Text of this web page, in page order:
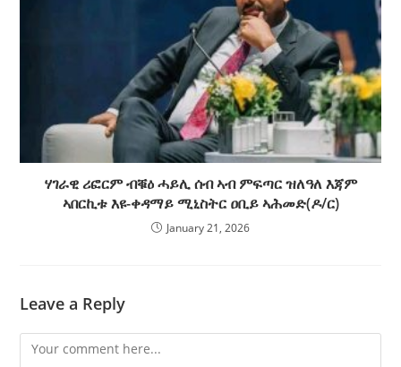
ሃገራዊ ሪፎርም ብቑዕ ሓይሊ ሰብ ኣብ ምፍጣር ዝለዓለ እጃም
ኣበርኪቱ እዩ-ቀዳማይ ሚኒስትር ዐቢይ ኣሕመድ(ዶ/ር)
January 21, 2026
Leave a Reply